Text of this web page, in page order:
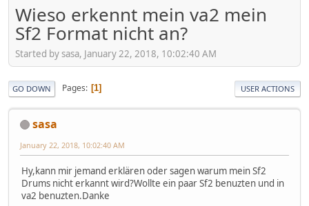
Wieso erkennt mein va2 mein
Sf2 Format nicht an?
Started by sasa, January 22, 2018, 10:02:40 AM
GO DOWN Pages 1 USER ACTIONS
sasa
January 22, 2018, 10:02:40 AM
Hy,kann mir jemand erklären oder sagen warum mein Sf2
Drums nicht erkannt wird?Wollte ein paar Sf2 benuzten und in
va2 benuzten.Danke